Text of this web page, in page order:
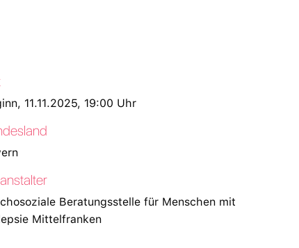
11.11.2025, 19:00 Uhr
Beratungsstelle für Menschen mit
Mittelfranken